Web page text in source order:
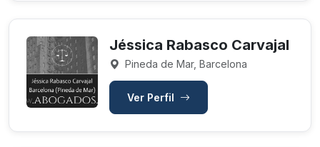
Jéssica Rabasco Carvajal
Pineda de Mar, Barcelona
Ver Perfil